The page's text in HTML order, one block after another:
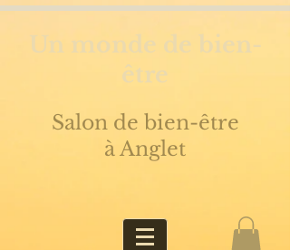
Un monde de bien-
être
Salon de bien-être
à Anglet